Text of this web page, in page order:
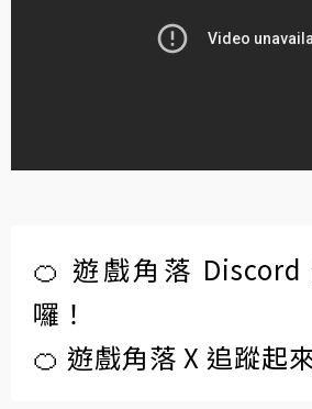
🍊 遊戲角落 Discord
囉！
🍊 遊戲角落 X 追蹤起